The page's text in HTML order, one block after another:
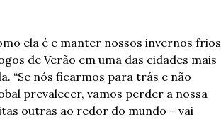
ela é e manter nossos invernos frios
de Verão em uma das cidades mais
“Se nós ficarmos para trás e não
prevalecer, vamos perder a nossa
outras ao redor do mundo – vai